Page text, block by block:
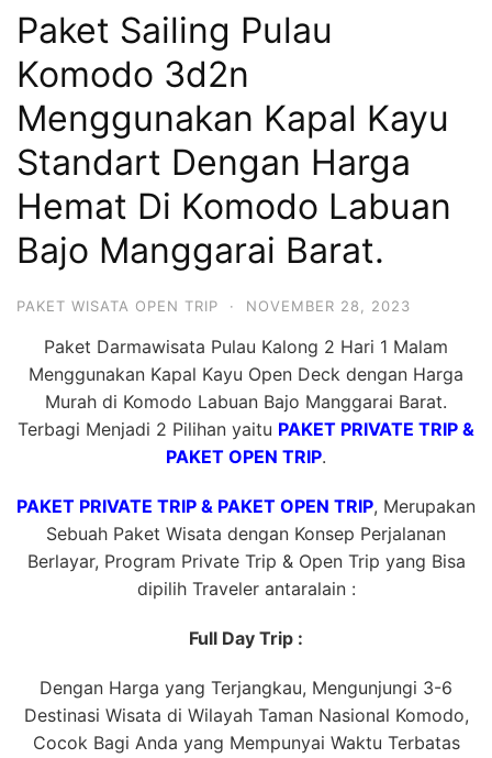
1
Hari
Penuh
Paket Sailing Pulau
Komodo 3d2n
Menggunakan Kapal Kayu
Standart Dengan Harga
Hemat Di Komodo Labuan
Bajo Manggarai Barat.
PAKET WISATA OPEN TRIP · NOVEMBER 28, 2023
Paket Darmawisata Pulau Kalong 2 Hari 1 Malam
Menggunakan Kapal Kayu Open Deck dengan Harga
Murah di Komodo Labuan Bajo Manggarai Barat.
Terbagi Menjadi 2 Pilihan yaitu PAKET PRIVATE TRIP &
PAKET OPEN TRIP.
PAKET PRIVATE TRIP & PAKET OPEN TRIP, Merupakan
Sebuah Paket Wisata dengan Konsep Perjalanan
Berlayar, Program Private Trip & Open Trip yang Bisa
dipilih Traveler antaralain :
Full Day Trip :
Dengan Harga yang Terjangkau, Mengunjungi 3-6
Destinasi Wisata di Wilayah Taman Nasional Komodo,
Cocok Bagi Anda yang Mempunyai Waktu Terbatas